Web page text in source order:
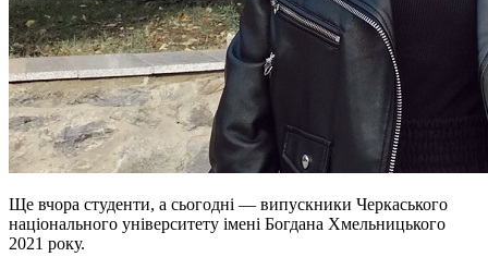
Ще вчора студенти, а сьогодні — випускники Черкаського
національного університету імені Богдана Хмельницького
2021 року.